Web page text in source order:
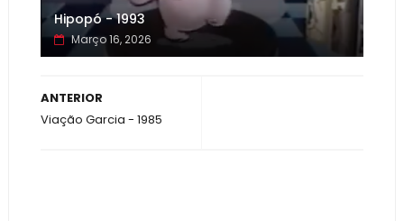
Hipopó - 1993
Março 16, 2026
ANTERIOR
Viação Garcia - 1985